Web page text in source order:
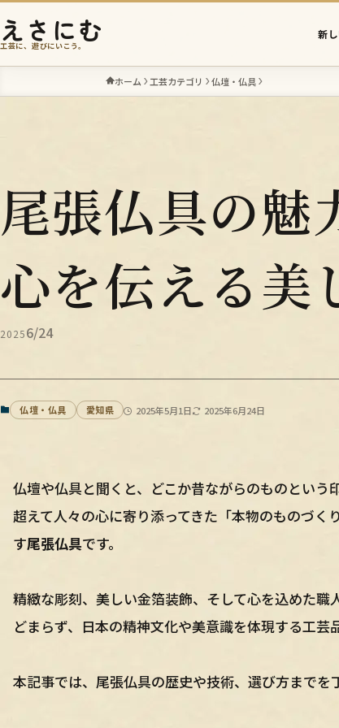
えさにむ
工芸に、遊びにいこう。
新
ホーム 工芸カテゴリ 仏壇・仏具
尾張仏具の魅
心を伝える美
20256/24
仏壇・仏具 愛知県 2025年5月1日 2025年6月24日
仏壇や仏具と聞くと、どこか昔ながらのものとい
超えて人々の心に寄り添ってきた「本物のものづ
す尾張仏具です。
精緻な彫刻、美しい金箔装飾、そして心を込めた
どまらず、日本の精神文化や美意識を体現する工芸
本記事では、尾張仏具の歴史や技術、選び方までを